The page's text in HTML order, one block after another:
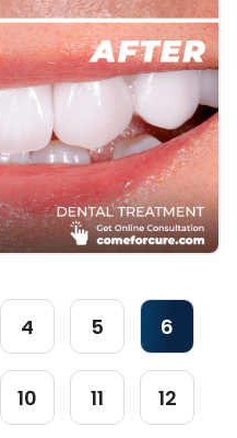
4 5 6
10 11 12